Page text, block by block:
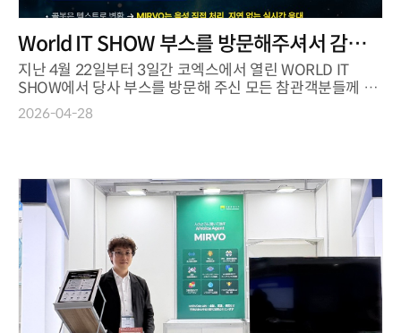
World IT SHOW 부스를 방문해주셔서 감사
드립니다
지난 4월 22일부터 3일간 코엑스에서 열린 WORLD IT
SHOW에서 당사 부스를 방문해 주신 모든 참관객분들께 진
심으로 감사의 말씀 드립니다 ...
2026-04-28